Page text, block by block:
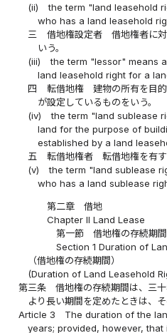
(ii)
the term "land leasehold
who has a land leasehold
三
借地権設定者 借地権者に
いう。
(iii)
the term "lessor" means
land leasehold right for a
四
転借地権 建物の所有を目
が設定しているものをいう。
(iv)
the term "land sublease
land for the purpose of
established by a land
五
転借地権者 転借地権を有す
(v)
the term "land sublease
who has a land sublease
第二章 借地
Chapter II Land Lease
第一節 借地権の存続期
Section 1 Duration of
（借地権の存続期間）
(Duration of Land Leasehold
第三条
借地権の存続期間は、三
より長い期間を定めたときは、そ
Article 3
The duration of the
years; provided, however,